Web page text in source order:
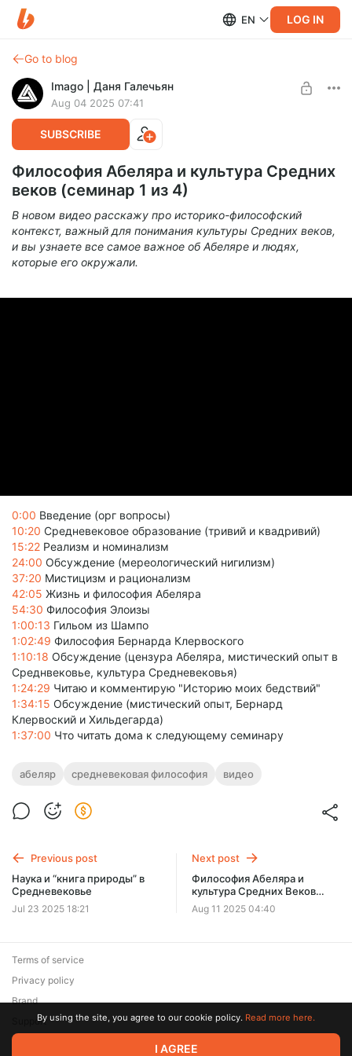
EN LOG IN
Go to blog
Imago | Даня Галечьян
Aug 04 2025 07:41
SUBSCRIBE
Философия Абеляра и культура Средних
веков (семинар 1 из 4)
В новом видео расскажу про историко-философский
контекст, важный для понимания культуры Средних веков,
и вы узнаете все самое важное об Абеляре и людях,
которые его окружали.
0:00 Введение (орг вопросы)
10:20 Средневековое образование (тривий и квадривий)
15:22 Реализм и номинализм
24:00 Обсуждение (мереологический нигилизм)
37:20 Мистицизм и рационализм
42:05 Жизнь и философия Абеляра
54:30 Философия Элоизы
1:00:13 Гильом из Шампо
1:02:49 Философия Бернарда Клервоского
1:10:18 Обсуждение (цензура Абеляра, мистический опыт в
Среднвековье, культура Средневековья)
1:24:29 Читаю и комментирую "Историю моих бедствий"
1:34:15 Обсуждение (мистический опыт, Бернард
Клервоский и Хильдегарда)
1:37:00 Что читать дома к следующему семинару
абеляр средневековая философия видео
Previous post
Наука и “книга природы” в
Средневековье
Jul 23 2025 18:21
Next post
Философия Абеляра и
культура Средних Веков
(семинар 2 из 4)
Aug 11 2025 04:40
© 2026 Zaya Solutions Limited. All rights reserved. All trademarks
Terms of service
Privacy policy
Brand
SupportBy using the site, you agree to our cookie policy. Read more here.
I AGREE